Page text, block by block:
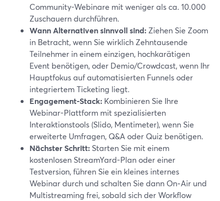
Community-Webinare mit weniger als ca. 10.000
Zuschauern durchführen.
Wann Alternativen sinnvoll sind: Ziehen Sie Zoom
in Betracht, wenn Sie wirklich Zehntausende
Teilnehmer in einem einzigen, hochkarätigen
Event benötigen, oder Demio/Crowdcast, wenn Ihr
Hauptfokus auf automatisierten Funnels oder
integriertem Ticketing liegt.
Engagement-Stack: Kombinieren Sie Ihre
Webinar-Plattform mit spezialisierten
Interaktionstools (Slido, Mentimeter), wenn Sie
erweiterte Umfragen, Q&A oder Quiz benötigen.
Nächster Schritt: Starten Sie mit einem
kostenlosen StreamYard-Plan oder einer
Testversion, führen Sie ein kleines internes
Webinar durch und schalten Sie dann On‑Air und
Multistreaming frei, sobald sich der Workflow